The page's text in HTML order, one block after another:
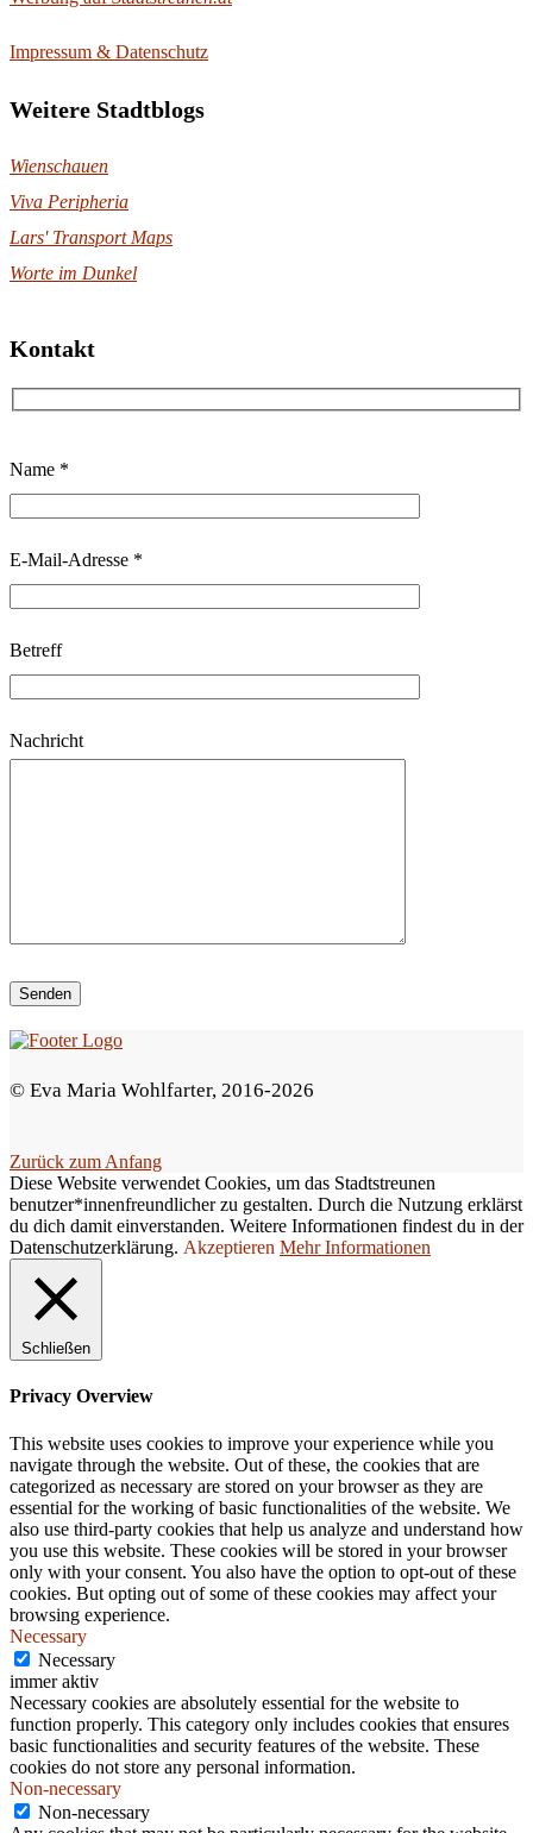
Impressum & Datenschutz
Weitere Stadtblogs
Wienschauen
Viva Peripheria
Lars' Transport Maps
Worte im Dunkel
Kontakt
t
t
e
a
s
s
e
s
e
l
l
e
e
Name *
E-Mail-Adresse *
Betreff
Nachricht
© Eva Maria Wohlfarter, 2016-2026
Zurück zum Anfang
Diese Website verwendet Cookies, um das Stadtstreunen
benutzer*innenfreundlicher zu gestalten. Durch die Nutzung erklärst
du dich damit einverstanden. Weitere Informationen findest du in der
Datenschutzerklärung. Akzeptieren Mehr Informationen
Schließen
Privacy Overview
This website uses cookies to improve your experience while you
navigate through the website. Out of these, the cookies that are
categorized as necessary are stored on your browser as they are
essential for the working of basic functionalities of the website. We
also use third-party cookies that help us analyze and understand how
you use this website. These cookies will be stored in your browser
only with your consent. You also have the option to opt-out of these
cookies. But opting out of some of these cookies may affect your
browsing experience.
Necessary
Necessary
immer aktiv
Necessary cookies are absolutely essential for the website to
function properly. This category only includes cookies that ensures
basic functionalities and security features of the website. These
cookies do not store any personal information.
Non-necessary
Non-necessary